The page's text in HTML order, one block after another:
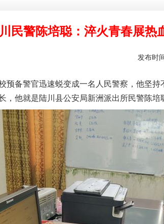
民警陈培聪：淬火青春展热
发布时
预备警官迅速蜕变成一名人民警察，他坚
，他就是陆川县公安局新洲派出所民警陈培